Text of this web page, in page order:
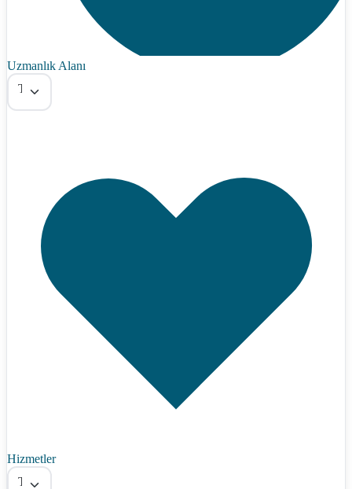
Uzmanlık Alanı
Tümü
Hizmetler
Tümü